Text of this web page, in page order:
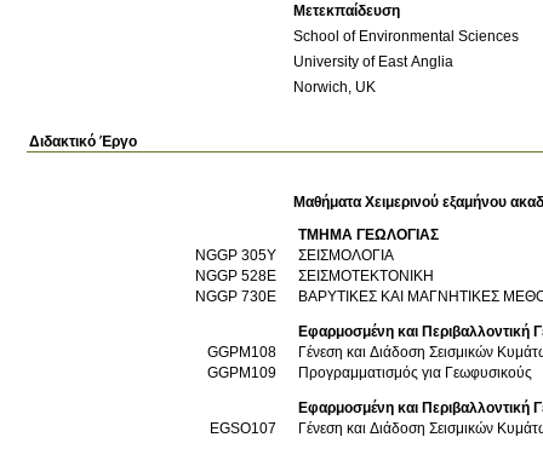
Μετεκπαίδευση
Norwich, UK
Διδακτικό Έργο
Μαθήματα Χειμερινού εξαμήνου
ΤΜΗΜΑ ΓΕΩΛΟΓΙΑΣ
NGGP 305Y
ΣΕΙΣΜΟΛΟΓΙΑ
NGGP 528E
ΣΕΙΣΜΟΤΕΚΤΟΝΙΚΗ
NGGP 730E
ΒΑΡΥΤΙΚΕΣ ΚΑΙ ΜΑΓΝΗΤΙΚΕΣ
Εφαρμοσμένη και Περιβαλλοντική
GGPM108
Γένεση και Διάδοση Σεισμικών
GGPM109
Προγραμματισμός για Γεωφυσικούς
Εφαρμοσμένη και Περιβαλλοντική
EGSO107
Γένεση και Διάδοση Σεισμικών